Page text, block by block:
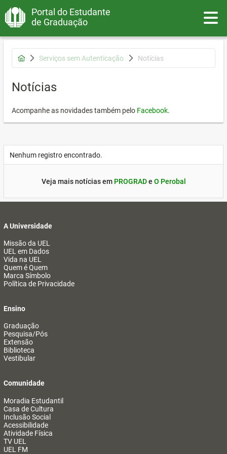
Portal do Estudante
de Graduação
Serviços sem Autenticação Notícias
Notícias
Acompanhe as novidades também pelo Facebook.
Nenhum registro encontrado.
Veja mais notícias em PROGRADe O Perobal
A Universidade
Missão da UEL
UEL em Dados
Vida na UEL
Quem é Quem
Marca Símbolo
Política de Privacidade
Ensino
Graduação
Pesquisa/Pós
Extensão
Biblioteca
Vestibular
Comunidade
Moradia Estudantil
Casa de Cultura
Inclusão Social
Acessibilidade
Atividade Física
TV UEL
UEL FM